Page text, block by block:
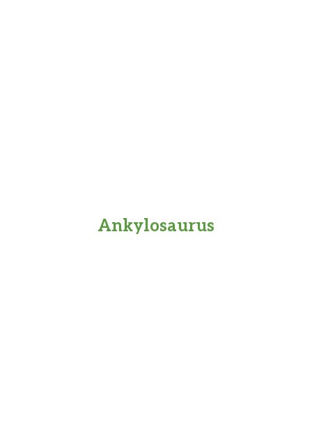
Ankylosaurus